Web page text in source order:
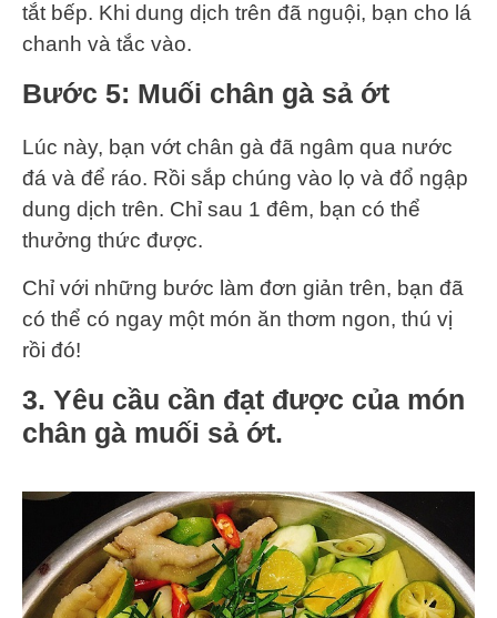
tắt bếp. Khi dung dịch trên đã nguội, bạn cho lá
chanh và tắc vào.
Bước 5: Muối chân gà sả ớt
Lúc này, bạn vớt chân gà đã ngâm qua nước
đá và để ráo. Rồi sắp chúng vào lọ và đổ ngập
dung dịch trên. Chỉ sau 1 đêm, bạn có thể
thưởng thức được.
Chỉ với những bước làm đơn giản trên, bạn đã
có thể có ngay một món ăn thơm ngon, thú vị
rồi đó!
3. Yêu cầu cần đạt được của món
chân gà muối sả ớt.